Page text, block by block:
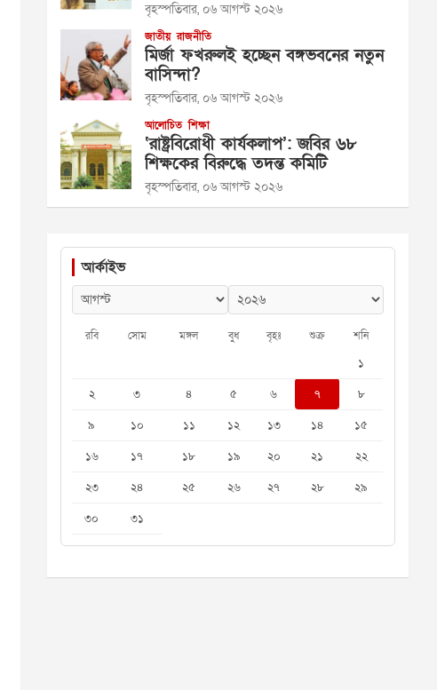
বৃহস্পতিবার, ০৬ আগস্ট ২০২৬
জাতীয় রাজনীতি
মির্জা ফখরুলই হচ্ছেন বঙ্গভবনের নতুন
বাসিন্দা?
বৃহস্পতিবার, ০৬ আগস্ট ২০২৬
আলোচিত শিক্ষা
‘রাষ্ট্রবিরোধী কার্যকলাপ’: জবির ৬৮
শিক্ষকের বিরুদ্ধে তদন্ত কমিটি
বৃহস্পতিবার, ০৬ আগস্ট ২০২৬
আর্কাইভ
রবি সোম মঙ্গল বুধ বৃহঃ শুক্র শনি
১
২
৩ ৪ ৫ ৬ ৭
৮
৯
১০ ১১ ১২ ১৩ ১৪
১৫
১৬
১৭ ১৮ ১৯ ২০ ২১
২২
২৩
২৪ ২৫ ২৬ ২৭ ২৮
২৯
৩০
৩১